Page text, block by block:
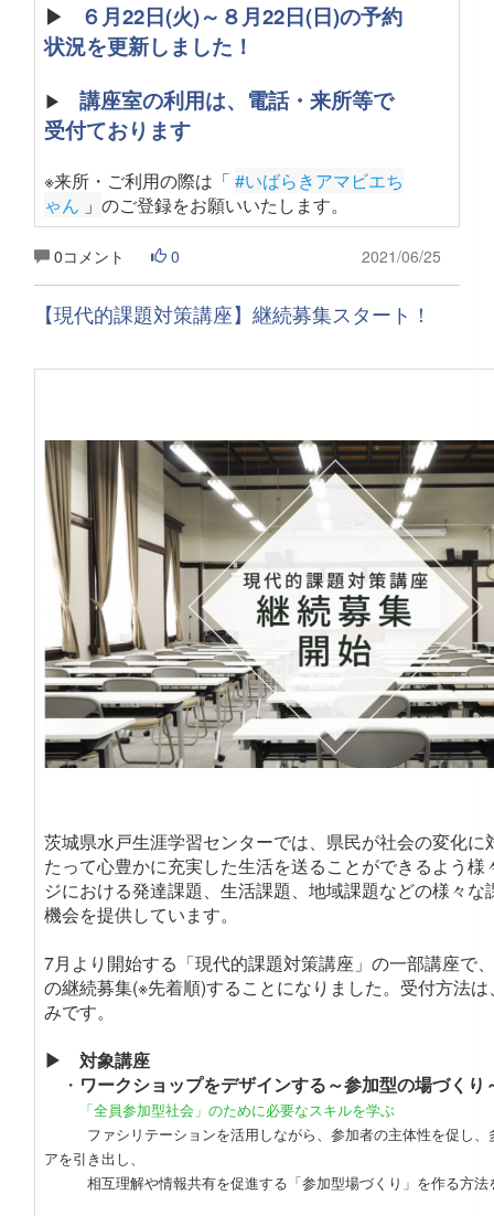
▶
６月22日(火)～８月22日(日)の予約
状況を更新しました！
▶ 講座室の利用は、電話・来所等で
受付ております
※来所・ご利用の際は「 #いばらきアマビエち
ゃん 」 のご登録をお願いいたします。
0コメント 0 2021/06/25
【現代的課題対策講座】継続募集スタート！
茨城県水戸生涯学習センターでは、県民が社会の変化に
たって心豊かに充実した生活を送ることができるよう様
ジにおける発達課題、生活課題、地域課題などの様々な
機会を提供しています。
7月より開始する「現代的課題対策講座」の一部講座で
の継続募集(※先着順)することになりました。 受付方法
みです。
▶ 対象講座
・ ワークショップをデザインする～参加型の場づくり
「全員参加型社会」のために必要なスキルを学ぶ
ファシリテーションを活用しながら、参加者の主体性を促し、
アを引き出し、
相互理解や情報共有を促進する「参加型場づくり」を作る方法